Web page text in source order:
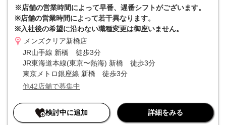
本社で吸い上げる組織体制を整えています。さらに集客～予約入力ま
でを本社で集約していることから、店舗の事務作業が最小限で済むと
いうメリットも。集客を全て本社で担当するため、個人ノルマなどが
一切発生しないのも特徴です。
■■ 入社初月からインセンティブが発生 ■■
インセンティブというと「優秀な人だけ」というイメージがあります
が、当社はそうではありません。リピート率の高さや成長市場という
優位性もあり、インセンティブを獲得するハードルは決して高くない
ものになっています。そのため「高収入を実現したい」という方にも
※店舗の営業時間によって早番、遅番シフトがございます。
※店舗の営業時間によって若干異なります。
※入社後の希望に沿わない職種変更は御座いません。
メンズクリア新橋店
JR山手線 新橋 徒歩3分
JR東海道本線(東京〜熱海) 新橋 徒歩3分
東京メトロ銀座線 新橋 徒歩3分
他42店舗で募集中
検討中に追加 詳細をみる